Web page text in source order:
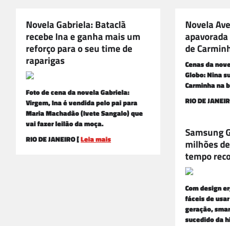
Novela Gabriela: Bataclã
recebe Ina e ganha mais um
reforço para o seu time de
raparigas
Foto de cena da novela Gabriela:
Virgem, Ina é vendida pelo pai para
Maria Machadão (Ivete Sangalo) que
vai fazer leilão da moça.
RIO DE JANEIRO [Leia mais
Novela
de
Cenas da
Globo: Nina
Carminha na
RIO DE
Samsung
milhões
tempo
Com design
fáceis de
geração,
sucedido da